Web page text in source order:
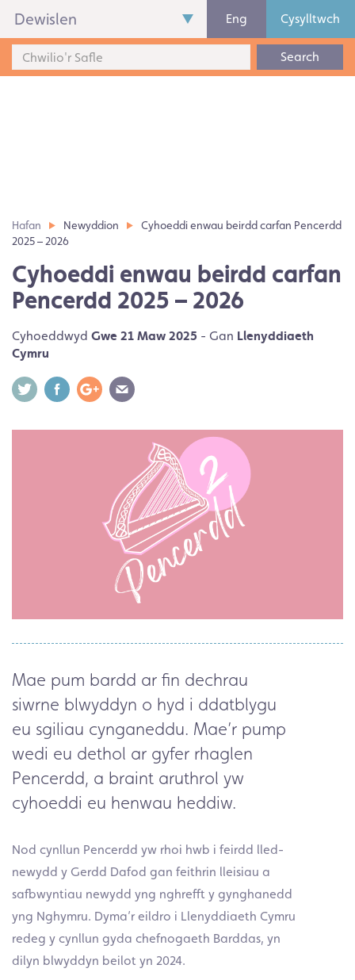
Dewislen Eng Cysylltwch
Search
Hafan Newyddion
Cyhoeddi enwau beirdd carfan Pencerdd
2025 – 2026
Cyhoeddi enwau beirdd carfan
Pencerdd 2025 – 2026
Cyhoeddwyd Gwe 21 Maw 2025 - Gan Llenyddiaeth
Cymru
Mae pum bardd ar fin dechrau
siwrne blwyddyn o hyd i ddatblygu
eu sgiliau cynganeddu. Mae’r pump
wedi eu dethol ar gyfer rhaglen
Pencerdd, a braint aruthrol yw
cyhoeddi eu henwau heddiw.
Nod cynllun Pencerdd yw rhoi hwb i feirdd lled-
newydd y Gerdd Dafod gan feithrin lleisiau a
safbwyntiau newydd yng nghrefft y gynghanedd
yng Nghymru. Dyma’r eildro i Llenyddiaeth Cymru
redeg y cynllun gyda chefnogaeth Barddas, yn
dilyn blwyddyn beilot yn 2024.